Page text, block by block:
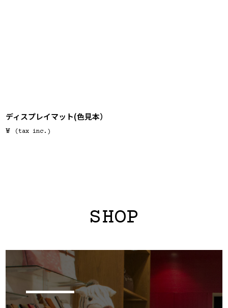
ディスプレイマット(色見本）
¥ (tax inc.)
SHOP